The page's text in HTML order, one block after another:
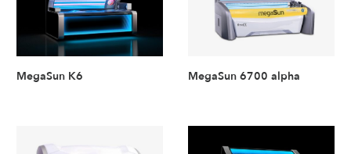
MegaSun K6 MegaSun 6700 alpha